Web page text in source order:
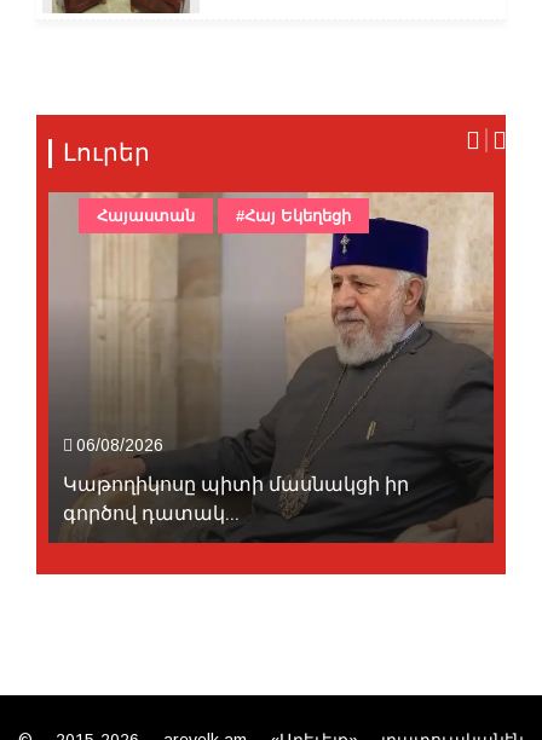
Լուրեր
06/08/2026
Կաթողիկոսը պիտի մասնակցի իր
գործով դատակ...
Հայաստան #Հայ Եկեղեցի